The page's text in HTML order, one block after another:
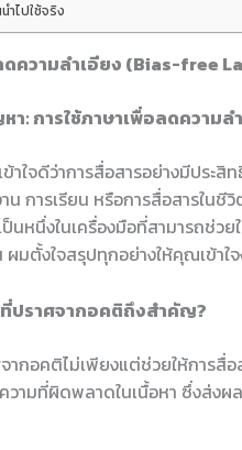
ำไปใช้จริง
ดความลำเอียง (Bias-free
า: การใช้ภาษาเพื่อลดความล
ใจดีว่าการสื่อสารอย่างมีประ
าน การเรียน หรือการสื่อสารใน
นหนึ่งในเครื่องมือที่สามารถช่ว
มตั้งใจสรุปทุกอย่างให้คุณเข้าใ
ที่ปราศจากอคติถึงสำคัญ?
ากอคติไม่เพียงแต่ช่วยให้การสื่
วามที่ผิดพลาดในเนื้อหา ซึ่งส่ง